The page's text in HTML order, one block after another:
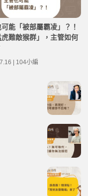
能「被部屬霸凌」？！
虎難敵猴群」，主管如何
| 104小編